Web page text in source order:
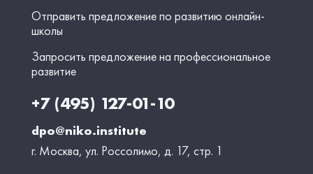
Отправить предложение по развитию онлайн-
школы
Запросить предложение на профессиональное
развитие
+7 (495) 127-01-10
dpo@niko.institute
г. Москва, ул. Россолимо, д. 17, стр. 1